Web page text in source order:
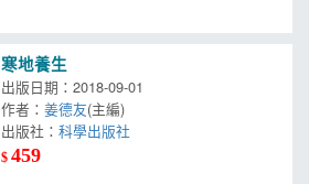
寒地養生
出版日期：2018-09-01
作者：姜德友(主編)
出版社：科學出版社
$459